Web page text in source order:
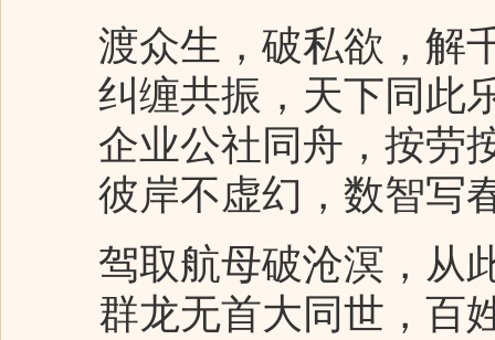
渡众生，破私欲，解
纠缠共振，天下同此
企业公社同舟，按劳
彼岸不虚幻，数智写
驾取航母破沧溟，从
群龙无首大同世，百